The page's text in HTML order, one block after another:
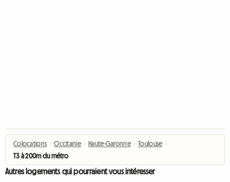
Colocations › Occitanie › Haute-Garonne › Toulouse ›
T3 à 200m du métro
Autres logements qui pourraient vous intéresser